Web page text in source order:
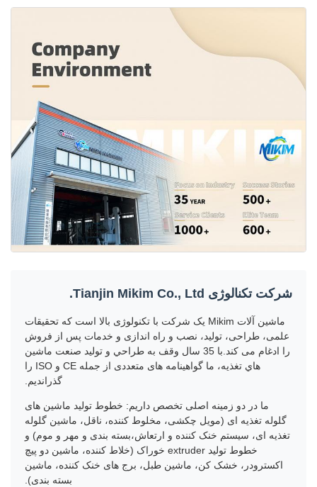
شرکت تکنالوژی Tianjin Mikim Co., Ltd.
ماشین آلات Mikim یک شرکت با تکنولوژی بالا است که تحقیقات
علمی، طراحی، تولید، نصب و راه اندازی و خدمات پس از فروش
را ادغام می کند.با 35 سال وقف به طراحي و توليد صنعت ماشين
هاي تغذيه، ما گواهینامه های متعددی از جمله CE و ISO را
گذراندیم.
ما در دو زمینه اصلی تخصص داریم: خطوط تولید ماشین های
گلوله تغذیه ای (مویل چکشی، مخلوط کننده، ناقل، ماشین گلوله
تغذیه ای، سیستم خنک کننده و ارتعاش،بسته بندی و مهر و موم) و
خطوط تولید extruder خوراک (خلاط کننده، ماشین دو پیچ
اکسترودر، خشک کن، ماشین طبل، برج های خنک کننده، ماشین
بسته بندی).